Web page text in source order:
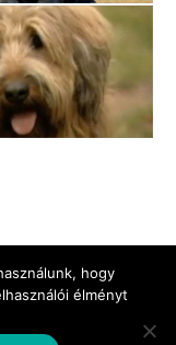
tájékoztató
hogy
élményt